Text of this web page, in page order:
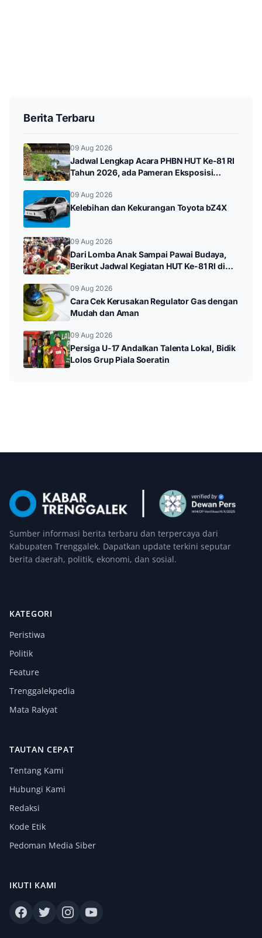
Berita Terbaru
09 Aug 2026
Jadwal Lengkap Acara PHBN HUT Ke-81 RI
Tahun 2026, ada Pameran Eksposisi
09 Aug 2026
Kelebihan dan Kekurangan Toyota bZ4X
09 Aug 2026
Dari Lomba Anak Sampai Pawai Budaya,
Berikut Jadwal Kegiatan HUT Ke-81 RI di
09 Aug 2026
Cara Cek Kerusakan Regulator Gas dengan
Mudah dan Aman
09 Aug 2026
Persiga U-17 Andalkan Talenta Lokal, Bidik
Lolos Grup Piala Soeratin
Sumber informasi berita terbaru dan terpercaya dari
Kabupaten Trenggalek. Dapatkan update terkini seputar
berita daerah, politik, ekonomi, dan sosial.
KATEGORI
Peristiwa
Politik
Feature
Trenggalekpedia
Mata Rakyat
TAUTAN CEPAT
Tentang Kami
Hubungi Kami
Redaksi
Kode Etik
Pedoman Media Siber
IKUTI KAMI